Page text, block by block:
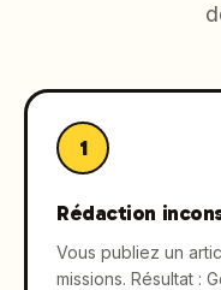
1
Rédaction
Vous publiez un
missions. Résultat :